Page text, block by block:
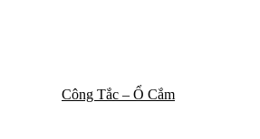
Công Tắc – Ổ Cắm